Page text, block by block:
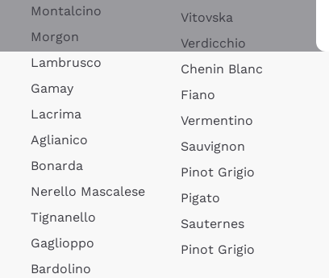
Montalcino
Morgon
Lambrusco
Gamay
Lacrima
Aglianico
Bonarda
Nerello Mascalese
Tignanello
Gaglioppo
Bardolino
Vitovska
Verdicchio
Chenin Blanc
Fiano
Vermentino
Sauvignon
Pinot Grigio
Pigato
Sauternes
Pinot Grigio